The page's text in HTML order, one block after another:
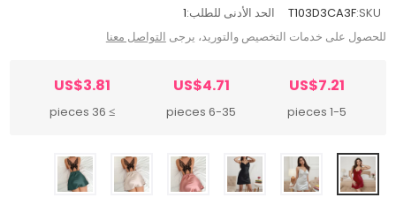
SKU:
T103D3CA3F الحد الأدنى للطلب:1
للحصول على خدمات التخصيص والتوريد، يرجى التواصل معنا
US$7.21
1-5 pieces
US$4.71
6-35 pieces
US$3.81
≥ 36 pieces